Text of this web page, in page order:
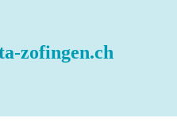
zofingen.ch